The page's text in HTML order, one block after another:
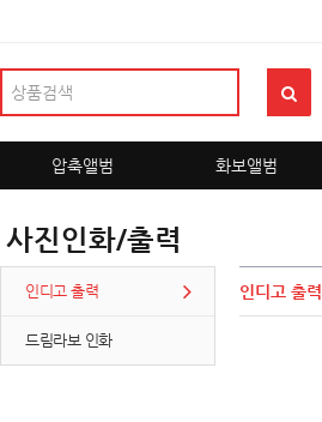
압축앨범 화보앨범
사진인화/출력
인디고 출력
드림라보 인화
인디고 출력